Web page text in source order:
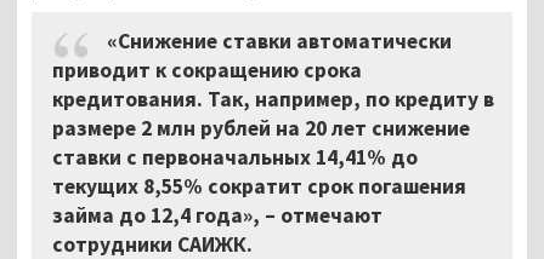
«Снижение ставки автоматически
приводит к сокращению срока
кредитования. Так, например, по кредиту в
размере 2 млн рублей на 20 лет снижение
ставки с первоначальных 14,41% до
текущих 8,55% сократит срок погашения
займа до 12,4 года», – отмечают
сотрудники САИЖК.